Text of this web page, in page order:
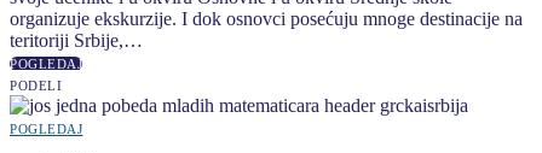
organizuje ekskurzije. I dok osnovci posećuju mnoge destinacije na
teritoriji Srbije,…
POGLEDAJ
PODELI
POGLEDAJ